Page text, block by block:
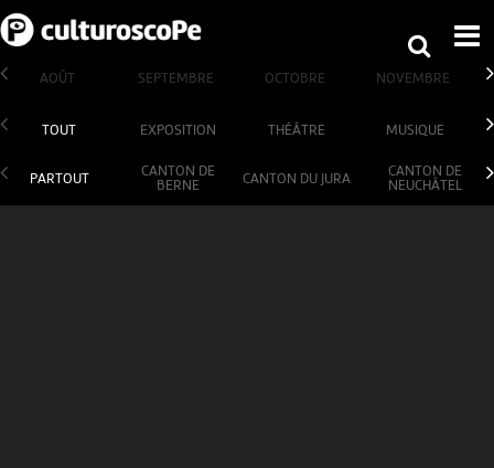
AOÛT SEPTEMBRE OCTOBRE NOVEMBRE
TOUT EXPOSITION THÉÂTRE MUSIQUE
PARTOUT
CANTON DE
BERNE
CANTON DU JURA
CANTON DE
NEUCHÂTEL